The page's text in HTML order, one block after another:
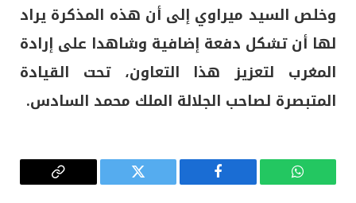
وخلص السيد ميراوي إلى أن هذه المذكرة يراد
لها أن تشكل دفعة إضافية وشاهدا على إرادة
المغرب لتعزيز هذا التعاون، تحت القيادة
المتبصرة لصاحب الجلالة الملك محمد السادس.
واتساب فيسبوك تويتر
Copy